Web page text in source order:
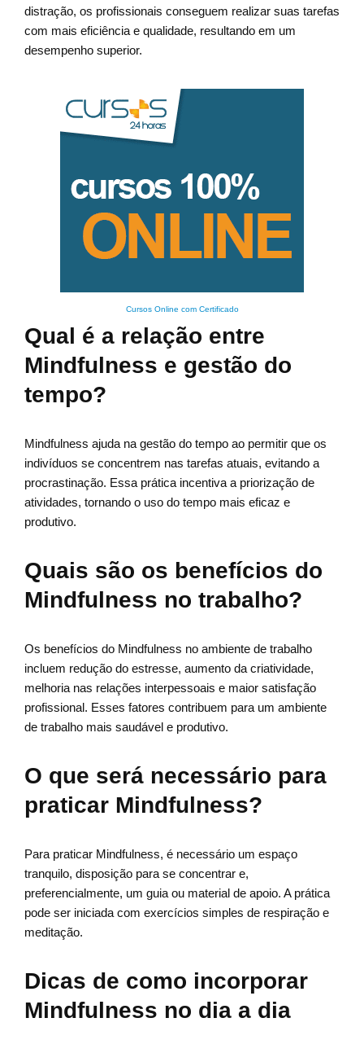
distração, os profissionais conseguem realizar suas tarefas
com mais eficiência e qualidade, resultando em um
desempenho superior.
Cursos Online com Certificado
Qual é a relação entre
Mindfulness e gestão do
tempo?
Mindfulness ajuda na gestão do tempo ao permitir que os
indivíduos se concentrem nas tarefas atuais, evitando a
procrastinação. Essa prática incentiva a priorização de
atividades, tornando o uso do tempo mais eficaz e
produtivo.
Quais são os benefícios do
Mindfulness no trabalho?
Os benefícios do Mindfulness no ambiente de trabalho
incluem redução do estresse, aumento da criatividade,
melhoria nas relações interpessoais e maior satisfação
profissional. Esses fatores contribuem para um ambiente
de trabalho mais saudável e produtivo.
O que será necessário para
praticar Mindfulness?
Para praticar Mindfulness, é necessário um espaço
tranquilo, disposição para se concentrar e,
preferencialmente, um guia ou material de apoio. A prática
pode ser iniciada com exercícios simples de respiração e
meditação.
Dicas de como incorporar
Mindfulness no dia a dia